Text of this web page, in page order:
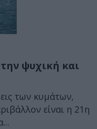
ψυχική και
των κυμάτων,
είναι η 21η